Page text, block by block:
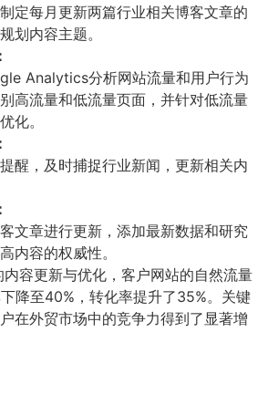
定每月更新两篇行业相关博客文章的
划内容主题。
Analytics分析网站流量和用户行为
高流量和低流量页面，并针对低流量
化。
醒，及时捕捉行业新闻，更新相关内
文章进行更新，添加最新数据和研究
内容的权威性。
容更新与优化，客户网站的自然流量
降至40%，转化率提升了35%。关键
在外贸市场中的竞争力得到了显著增